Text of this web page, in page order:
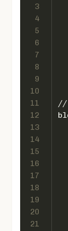
3
4
5
6
7
8
9
10
11
12
13
14
15
16
17
18
19
20
21
//